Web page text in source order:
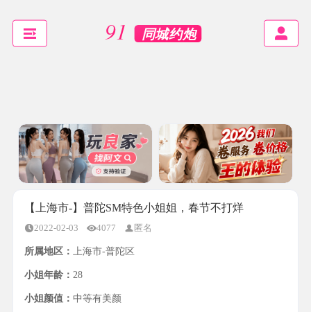
【上海市-】普陀SM特色小姐姐，春节不打烊
2022-02-03 4077 匿名
所属地区： 上海市-普陀区
小姐年龄： 28
小姐颜值： 中等有美颜